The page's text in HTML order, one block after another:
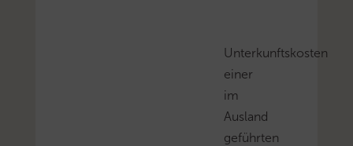
Unterkunftskosten
einer
im
Ausland
geführten